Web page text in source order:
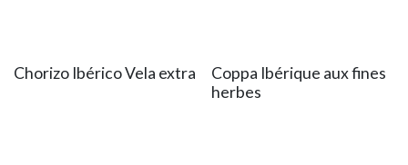
Chorizo Ibérico Vela extra
Coppa Ibérique aux fines
herbes